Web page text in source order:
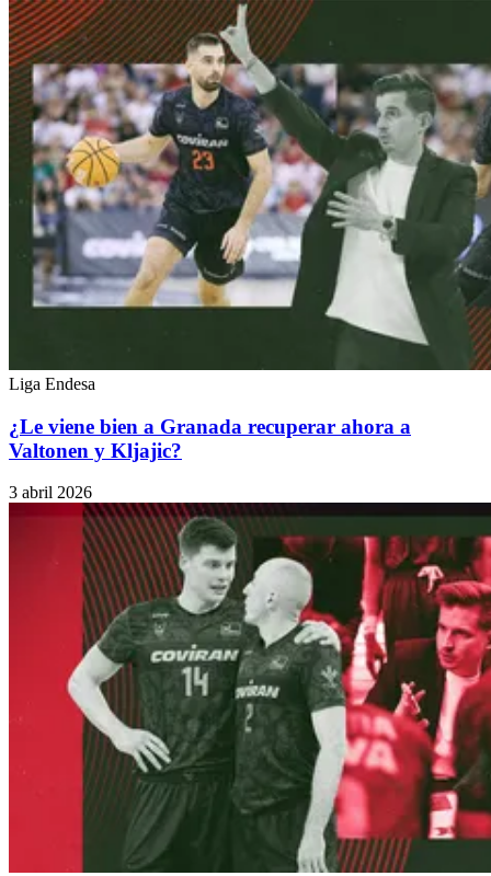
Liga Endesa
¿Le viene bien a Granada recuperar ahora a
Valtonen y Kljajic?
3 abril 2026